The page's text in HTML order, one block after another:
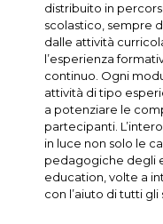
distribuito in
scolastico, sempre
dalle attività
l’esperienza
continuo. Ogni
attività di tipo
a potenziare le
partecipanti.
in luce non solo le
pedagogiche degli
education, volte a
con l’aiuto di tutti gli